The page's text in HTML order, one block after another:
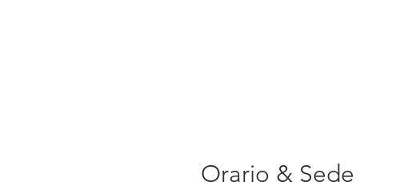
Orario & Sede